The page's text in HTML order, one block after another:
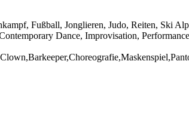
Fußball, Jonglieren, Judo, Reiten, Ski
Dance, Improvisation, Performance